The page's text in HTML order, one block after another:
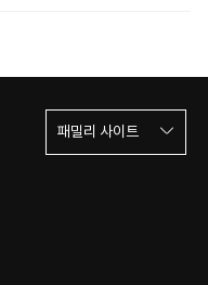
패밀리 사이트